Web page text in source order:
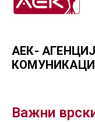
АЕК-
Важни